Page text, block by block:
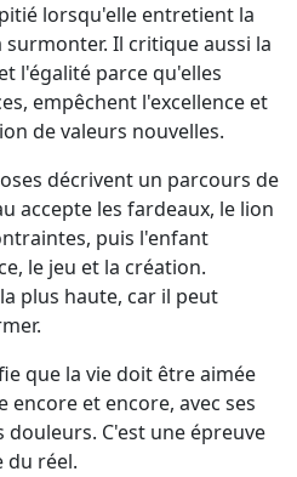
lorsqu'elle entretient la
surmonter. Il critique aussi la
l'égalité parce qu'elles
empêchent l'excellence et
de valeurs nouvelles.
décrivent un parcours de
accepte les fardeaux, le lion
puis l'enfant
le jeu et la création.
plus haute, car il peut
que la vie doit être aimée
et encore, avec ses
douleurs. C'est une épreuve
du réel.